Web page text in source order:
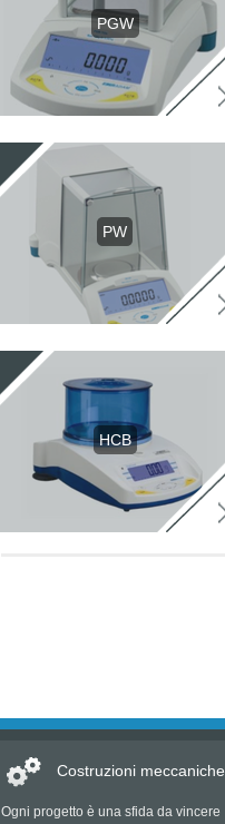
PGW
PW
HCB
Costruzioni meccaniche
Ogni progetto è una sfida da vincere